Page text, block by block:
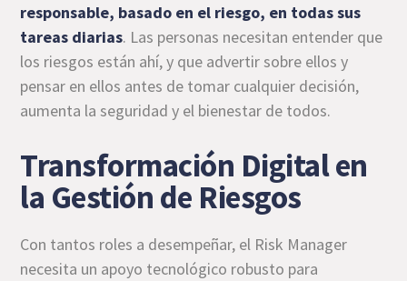
responsable, basado en el riesgo, en todas sus
tareas diarias. Las personas necesitan entender que
los riesgos están ahí, y que advertir sobre ellos y
pensar en ellos antes de tomar cualquier decisión,
aumenta la seguridad y el bienestar de todos.
Transformación Digital en
la Gestión de Riesgos
Con tantos roles a desempeñar, el Risk Manager
necesita un apoyo tecnológico robusto para